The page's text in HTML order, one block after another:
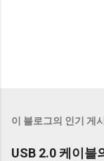
기
이 블로그의 인기 게
USB 2.0 케이블